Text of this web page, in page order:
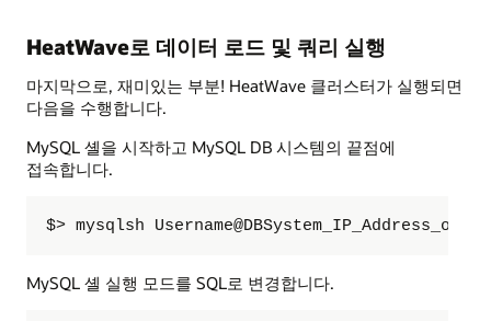
HeatWave로 데이터 로드 및 쿼리 실행
마지막으로, 재미있는 부분! HeatWave 클러스터가 실행되면
다음을 수행합니다.
MySQL 셸을 시작하고 MySQL DB 시스템의 끝점에
접속합니다.
$> mysqlsh
MySQL 셸 실행 모드를 SQL로 변경합니다.